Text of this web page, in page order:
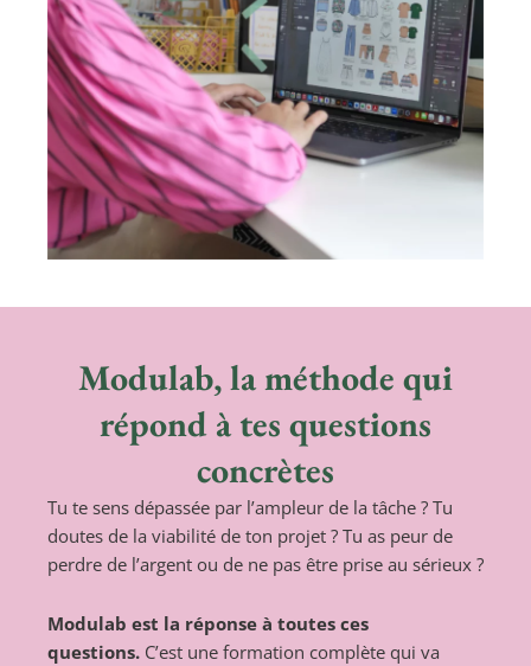
Modulab, la méthode qui
répond à tes questions
concrètes
Tu te sens dépassée par l’ampleur de la tâche ? Tu
doutes de la viabilité de ton projet ? Tu as peur de
perdre de l’argent ou de ne pas être prise au sérieux ?
Modulab est la réponse à toutes ces
questions. C’est une formation complète qui va